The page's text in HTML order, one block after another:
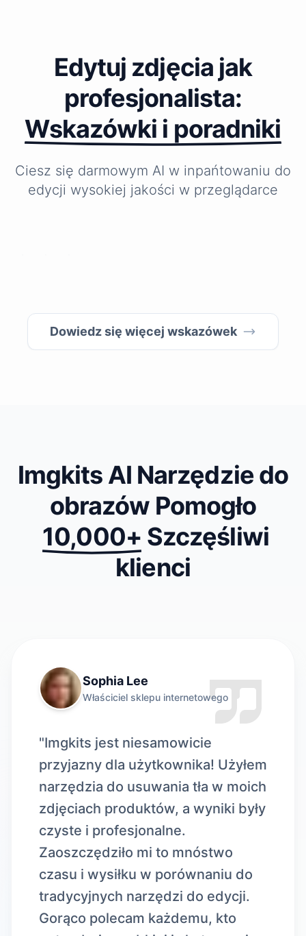
Edytuj zdjęcia jak
profesjonalista:
Wskazówki i poradniki
Ciesz się darmowym AI w inpańtowaniu do
edycji wysokiej jakości w przeglądarce
Jak
szybko
1
Jak
poprawić
Jak
zmienić
Dowiedz się więcej wskazówek
Imgkits AI Narzędzie do
obrazów Pomogło
10,000+ Szczęśliwi
klienci
Sophia Lee
Właściciel sklepu internetowego
"Imgkits jest niesamowicie
przyjazny dla użytkownika! Użyłem
narzędzia do usuwania tła w moich
zdjęciach produktów, a wyniki były
czyste i profesjonalne.
Zaoszczędziło mi to mnóstwo
czasu i wysiłku w porównaniu do
tradycyjnych narzędzi do edycji.
Gorąco polecam każdemu, kto